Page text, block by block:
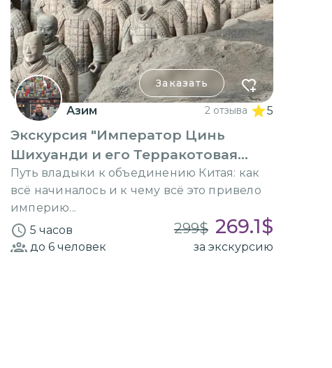
Заказать
Азим 2 отзыва 5
Экскурсия "Император Цинь
Шихуанди и его Терракотовая
армия"
Путь владыки к объединению Китая: как
всё начиналось и к чему всё это привело
империю...
5 часов
299$ 269.1$
до 6 человек за экскурсию